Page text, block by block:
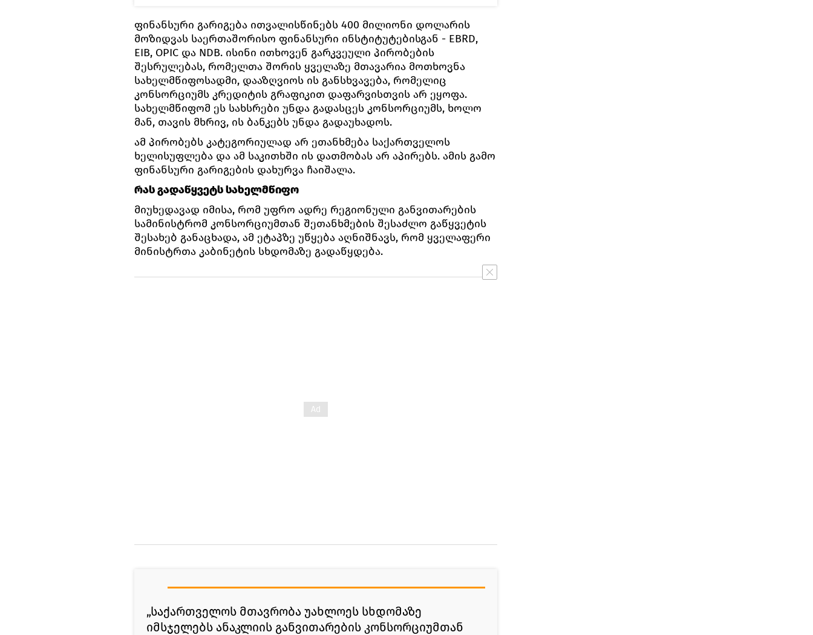
ფინანსური გარიგება ითვალისწინებს 400 მილიონი დოლარის
მოზიდვას საერთაშორისო ფინანსური ინსტიტუტებისგან - EBRD,
EIB, OPIC და NDB. ისინი ითხოვენ გარკვეული პირობების
შესრულებას, რომელთა შორის ყველაზე მთავარია მოთხოვნა
სახელმწიფოსადმი, დააზღვიოს ის განსხვავება, რომელიც
კონსორციუმს კრედიტის გრაფიკით დაფარვისთვის არ ეყოფა.
სახელმწიფომ ეს სახსრები უნდა გადასცეს კონსორციუმს, ხოლო
მან, თავის მხრივ, ის ბანკებს უნდა გადაუხადოს.
ამ პირობებს კატეგორიულად არ ეთანხმება საქართველოს
ხელისუფლება და ამ საკითხში ის დათმობას არ აპირებს. ამის გამო
ფინანსური გარიგების დახურვა ჩაიშალა.
რას გადაწყვეტს სახელმწიფო
მიუხედავად იმისა, რომ უფრო ადრე რეგიონული განვითარების
სამინისტრომ კონსორციუმთან შეთანხმების შესაძლო გაწყვეტის
შესახებ განაცხადა, ამ ეტაპზე უწყება აღნიშნავს, რომ ყველაფერი
მინისტრთა კაბინეტის სხდომაზე გადაწყდება.
„საქართველოს მთავრობა უახლოეს სხდომაზე
იმსჯელებს ანაკლიის განვითარების კონსორციუმთან